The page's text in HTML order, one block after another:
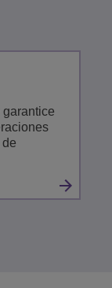
garantice